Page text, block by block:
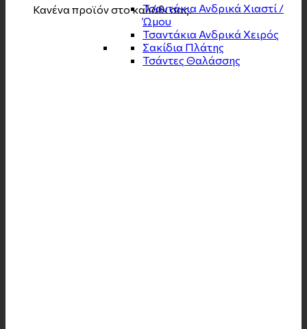
Κανένα προϊόν στο καλάθι σας.Τσαντάκια Ανδρικά Χιαστί /
Ώμου
Τσαντάκια Ανδρικά Χειρός
Σακίδια Πλάτης
Τσάντες Θαλάσσης